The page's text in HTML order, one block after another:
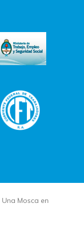
Una Mosca en